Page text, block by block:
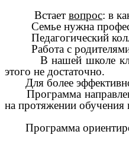
Встает вопрос: в
Семье нужна
Педагогический
Работа с родителями
В нашей школе
этого не достаточно.
Для более
Программа направлена
на протяжении обучения
Программа